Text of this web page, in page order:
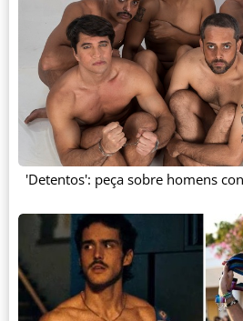
'Detentos': peça sobre homens